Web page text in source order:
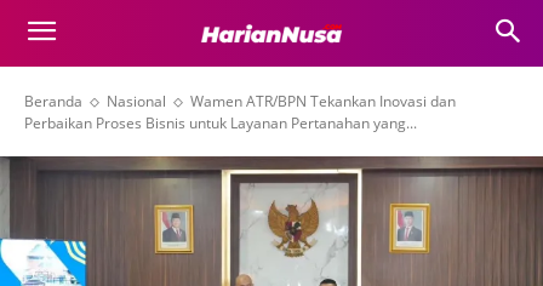
Beranda Nasional
Wamen ATR/BPN Tekankan Inovasi dan
Perbaikan Proses Bisnis untuk Layanan Pertanahan yang...